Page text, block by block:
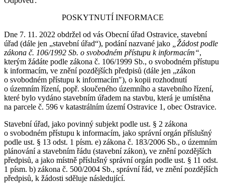
POSKYTNUTÍ INFORMACE
Dne 7. 11. 2022 obdržel od vás Obecní úřad Ostravice, stavební
úřad (dále jen „stavební úřad“), podání nazvané jako
„Žádost podle
zákona č. 106/1992 Sb. o svobodném přístupu k informacím“,
kterým žádáte podle zákona č. 106/1999 Sb., o svobodném přístupu
k informacím, ve znění pozdějších předpisů (dále jen „zákon
o svobodném přístupu k informacím″), o kopii rozhodnutí
o územním řízení, popř. sloučeného územního a stavebního řízení,
které bylo vydáno stavebním úřadem na stavbu, která je umístěna
na parcele č. 596 v katastrálním území Ostravice 1, obec Ostravice.
Stavební úřad, jako povinný subjekt podle ust. § 2 zákona
o svobodném přístupu k informacím, jako správní orgán příslušný
podle ust. § 13 odst. 1 písm. e) zákona č. 183/2006 Sb., o územním
plánování a stavebním řádu (stavební zákon), ve znění pozdějších
předpisů, a jako místně příslušný správní orgán podle ust. § 11 odst.
1 písm. b) zákona č. 500/2004 Sb., správní řád, ve znění pozdějších
předpisů, k žádosti sděluje následující.